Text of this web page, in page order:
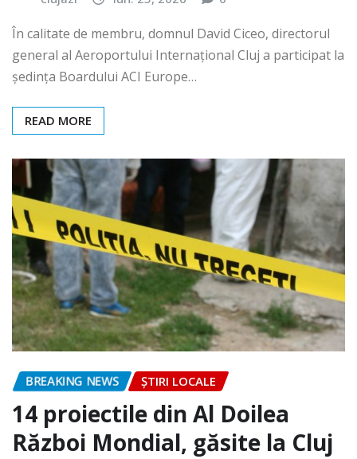
În calitate de membru, domnul David Ciceo, directorul
general al Aeroportului Internațional Cluj a participat la
ședința Boardului ACI Europe…
READ MORE
BREAKING NEWS ȘTIRI LOCALE
14 proiectile din Al Doilea
Război Mondial, găsite la Cluj